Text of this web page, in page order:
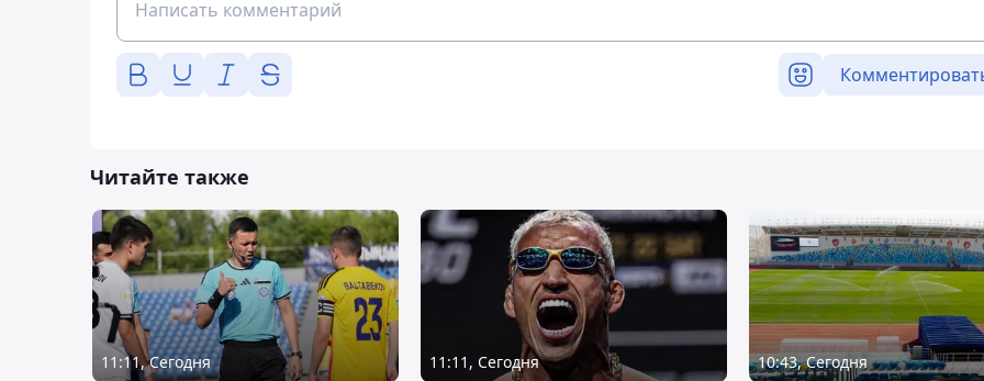
Читайте также
11:11, Сегодня 11:11, Сегодня 10:43, Сегодня